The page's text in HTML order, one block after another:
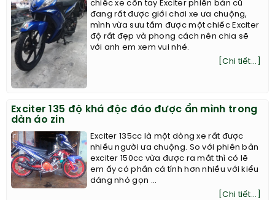
chiếc xe côn tay Exciter phiên bản cũ
đang rất được giới chơi xe ưa chuộng,
mình vừa sưu tầm được một chiếc Exciter
độ rất đẹp và phong cách nên chia sẽ
với anh em xem vui nhé.
[Chi tiết...]
Exciter 135 độ khá độc đáo được ẩn mình trong
dàn áo zin
Exciter 135cc là một dòng xe rất được
nhiều người ưa chuộng. So với phiên bản
exciter 150cc vừa được ra mắt thì có lẽ
em ấy có phần cá tính hơn nhiều với kiểu
dáng nhỏ gọn ...
[Chi tiết...]